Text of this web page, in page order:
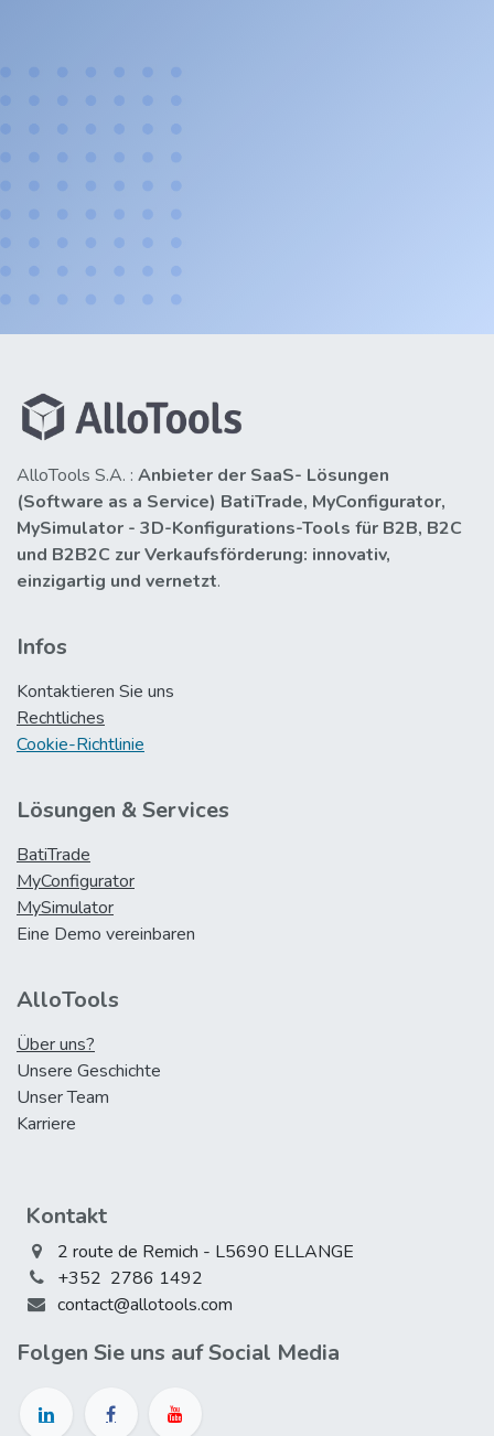
AlloTools S.A. : Anbieter der SaaS- Lösungen
(Software as a Service) BatiTrade, MyConfigurator,
MySimulator - 3D-Konfigurations-Tools für B2B, B2C
und B2B2C zur Verkaufsförderung: innovativ,
einzigartig und vernetzt.
Infos
Kontaktieren Sie uns
Rechtliches
Cookie-Richtlinie
Lösungen & Services
BatiTrade
MyConfigurator
MySimulator
Eine Demo vereinbaren
AlloTools
Über uns?
Unsere Geschichte
Unser Team
Karriere
Kontakt
2 route de Remich - L5690 ELLANGE
+352 2786 1492
contact@allotools.com
Folgen Sie uns auf Social Media